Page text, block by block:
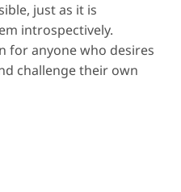
just as it is
introspectively.
for anyone who desires
challenge their own